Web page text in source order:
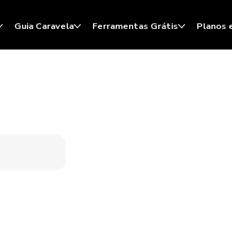
Guia Caravela Ferramentas Grátis Planos